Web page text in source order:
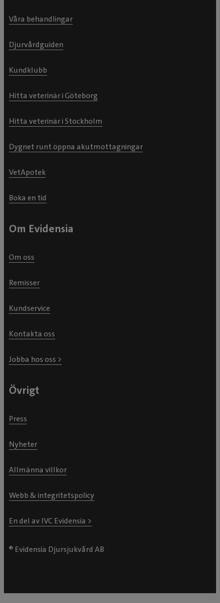
Våra behandlingar
Djurvårdguiden
Kundklubb
Hitta veterinär i Göteborg
Hitta veterinär i Stockholm
Dygnet runt öppna akutmottagningar
VetApotek
Boka en tid
Om Evidensia
Om oss
Remisser
Kundservice
Kontakta oss
Jobba hos oss >
Övrigt
Press
Nyheter
Allmänna villkor
Webb & integritetspolicy
En del av IVC Evidensia >
® Evidensia Djursjukvård AB